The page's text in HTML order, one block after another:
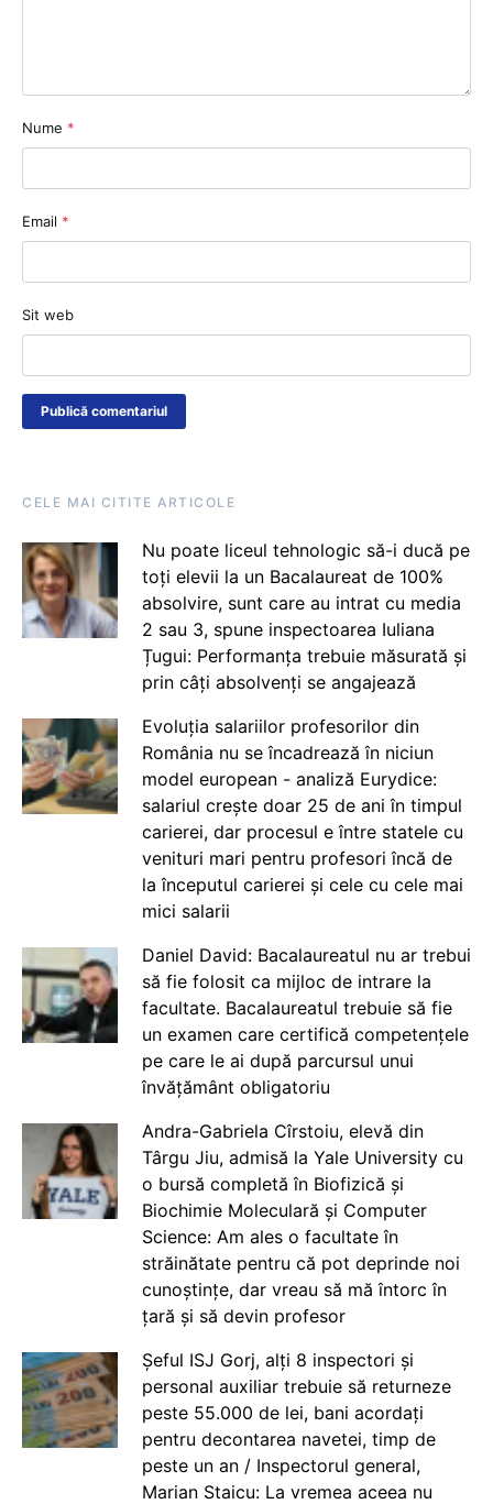
Nume *
Email *
Sit web
CELE MAI CITITE ARTICOLE
Nu poate liceul tehnologic să-i ducă pe
toți elevii la un Bacalaureat de 100%
absolvire, sunt care au intrat cu media
2 sau 3, spune inspectoarea Iuliana
Țugui: Performanța trebuie măsurată și
prin câți absolvenți se angajează
Evoluția salariilor profesorilor din
România nu se încadrează în niciun
model european - analiză Eurydice:
salariul crește doar 25 de ani în timpul
carierei, dar procesul e între statele cu
venituri mari pentru profesori încă de
la începutul carierei și cele cu cele mai
mici salarii
Daniel David: Bacalaureatul nu ar trebui
să fie folosit ca mijloc de intrare la
facultate. Bacalaureatul trebuie să fie
un examen care certifică competențele
pe care le ai după parcursul unui
învățământ obligatoriu
Andra-Gabriela Cîrstoiu, elevă din
Târgu Jiu, admisă la Yale University cu
o bursă completă în Biofizică și
Biochimie Moleculară și Computer
Science: Am ales o facultate în
străinătate pentru că pot deprinde noi
cunoștințe, dar vreau să mă întorc în
țară și să devin profesor
Șeful ISJ Gorj, alți 8 inspectori și
personal auxiliar trebuie să returneze
peste 55.000 de lei, bani acordați
pentru decontarea navetei, timp de
peste un an / Inspectorul general,
Marian Staicu: La vremea aceea nu